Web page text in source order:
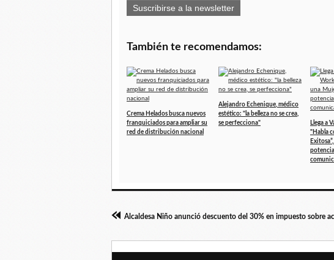
Suscribirse a la newsletter
También te recomendamos:
Crema Helados busca nuevos
franquiciados para ampliar su
red de distribución nacional
Alejandro Echenique, médico
estético: "la belleza no se crea,
se perfecciona"
Llega a
"Habla